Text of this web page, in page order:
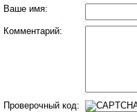
Ваше имя:
Комментарий:
Проверочный код: